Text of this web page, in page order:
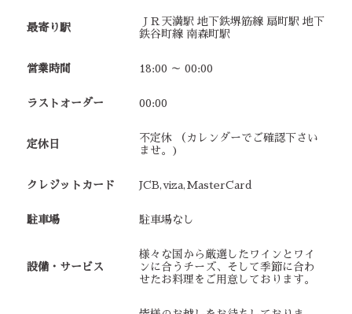
最寄り駅
ＪＲ天満駅 地下鉄堺筋線 扇町駅 地下
鉄谷町線 南森町駅
営業時間 18:00 ～ 00:00
ラストオーダー 00:00
定休日
不定休 （カレンダーでご確認下さい
ませ。)
クレジットカード JCB,viza,MasterCard
駐車場 駐車場なし
設備・サービス
様々な国から厳選したワインとワイ
ンに合うチーズ、そして季節に合わ
せたお料理をご用意しております。